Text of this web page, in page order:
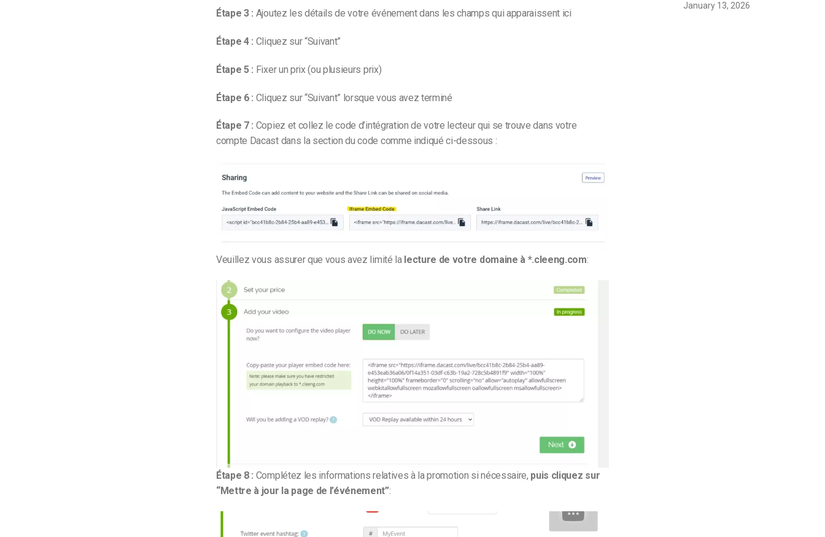
Étape 3 : Ajoutez les détails de votre événement dans les champs qui apparaissent ici
Étape 4 : Cliquez sur “Suivant”
Étape 5 : Fixer un prix (ou plusieurs prix)
Étape 6 : Cliquez sur “Suivant” lorsque vous avez terminé
Étape 7 : Copiez et collez le code d’intégration de votre lecteur qui se trouve dans votre
compte Dacast dans la section du code comme indiqué ci-dessous :
Veuillez vous assurer que vous avez limité la lecture de votre domaine à *.cleeng.com:
Étape 8 : Complétez les informations relatives à la promotion si nécessaire, puis cliquez sur
“Mettre à jour la page de l’événement”:
January 13, 2026